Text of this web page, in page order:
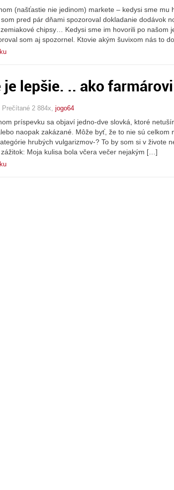
(našťastie nie jedinom) markete – kedysi sme mu
pred pár dňami spozoroval dokladanie dodávok
chipsy… Kedysi sme im hovorili po našom
som aj spozornel. Ktovie akým šuvixom nás to
je lepšie. .. ako farmárovi
2 884x, jogo64
príspevku sa objaví jedno-dve slovká, ktoré
naopak zakázané. Môže byť, že to nie sú celkom
hrubých vulgarizmov-? To by som si v živote
Moja kulisa bola včera večer nejakým […]